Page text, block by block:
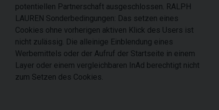
potentiellen Partnerschaft ausgeschlossen. RALPH
LAUREN Sonderbedingungen: Das setzen eines
Cookies ohne vorherigen aktiven Klick des Users ist
nicht zulässig. Die alleinige Einblendung eines
Werbemittels oder der Aufruf der Startseite in einem
Layer oder einem vergleichbaren InAd berechtigt nicht
zum Setzen des Cookies.